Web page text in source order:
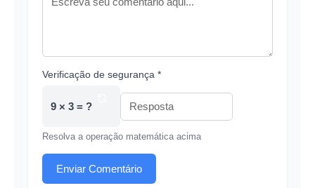
Verificação de segurança *
9 × 3 = ?
Resolva a operação matemática acima
Enviar Comentário